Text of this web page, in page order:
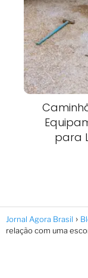
para
Jornal Agora Brasil
relação com uma